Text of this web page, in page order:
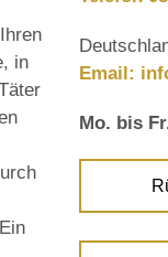
in
Email:
Mo. bis